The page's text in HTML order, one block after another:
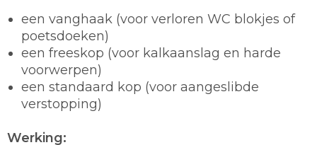
een vanghaak (voor verloren WC blokjes of
poetsdoeken)
een freeskop (voor kalkaanslag en harde
voorwerpen)
een standaard kop (voor aangeslibde
verstopping)
Werking: